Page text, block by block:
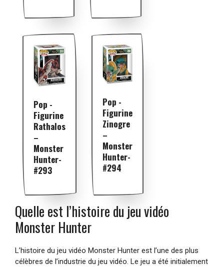
Pop -
Figurine
Rathalos
–
Monster
Hunter-
#293
Pop -
Figurine
Zinogre
–
Monster
Hunter-
#294
Quelle est l’histoire du jeu vidéo
Monster Hunter
L’histoire du jeu vidéo Monster Hunter est l’une des plus
célèbres de l’industrie du jeu vidéo. Le jeu a été initialement